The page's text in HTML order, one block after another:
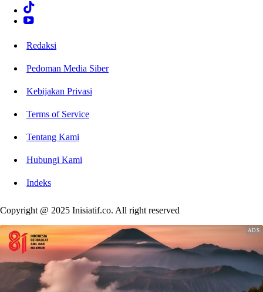
Redaksi
Pedoman Media Siber
Kebijakan Privasi
Terms of Service
Tentang Kami
Hubungi Kami
Indeks
Copyright @ 2025 Inisiatif.co. All right reserved